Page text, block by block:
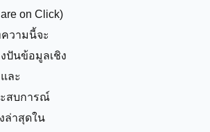
on Click)
วามนี้จะ
ปันข้อมูลเชิง
ละ
สบการณ์
ล่าสุดใน